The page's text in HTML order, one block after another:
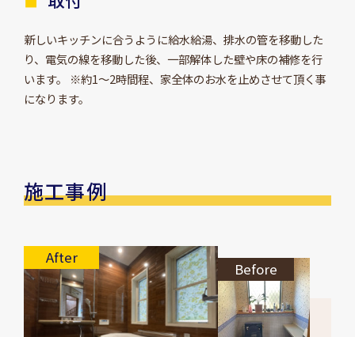
新しいキッチンに合うように給水給湯、排水の管を移動した
り、電気の線を移動した後、一部解体した壁や床の補修を行
います。 ※約1～2時間程、家全体のお水を止めさせて頂く事
になります。
施工事例
After
Before